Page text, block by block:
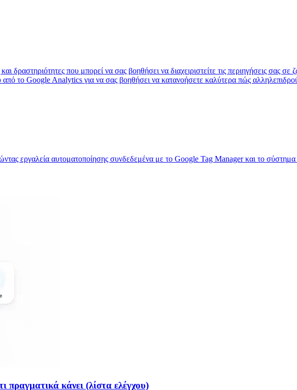
δραστηριότητες που μπορεί να σας βοηθήσει να διαχειριστείτε τις περιηγήσεις σας
το Google Analytics για να σας βοηθήσει να κατανοήσετε καλύτερα πώς
εργαλεία αυτοματοποίησης συνδεδεμένα με το Google Tag Manager και το
πραγματικά κάνει (λίστα ελέγχου)